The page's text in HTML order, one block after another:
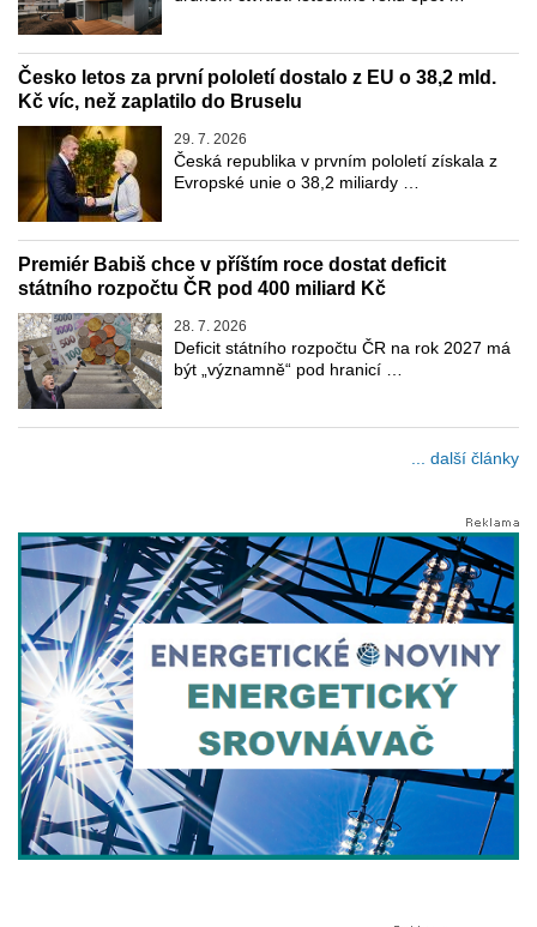
Česko letos za první pololetí dostalo z EU o 38,2 mld.
Kč víc, než zaplatilo do Bruselu
29. 7. 2026
Česká republika v prvním pololetí získala z
Evropské unie o 38,2 miliardy …
Premiér Babiš chce v příštím roce dostat deficit
státního rozpočtu ČR pod 400 miliard Kč
28. 7. 2026
Deficit státního rozpočtu ČR na rok 2027 má
být „významně“ pod hranicí …
... další články